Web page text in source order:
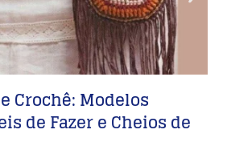
Crochê: Modelos
de Fazer e Cheios de